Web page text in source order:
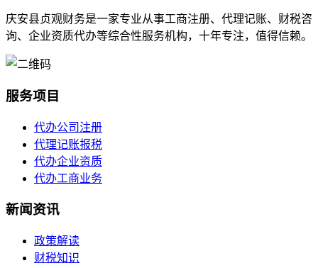
庆安县贞观财务是一家专业从事工商注册、代理记账、财税咨
询、企业资质代办等综合性服务机构，十年专注，值得信赖。
服务项目
代办公司注册
代理记账报税
代办企业资质
代办工商业务
新闻资讯
政策解读
财税知识